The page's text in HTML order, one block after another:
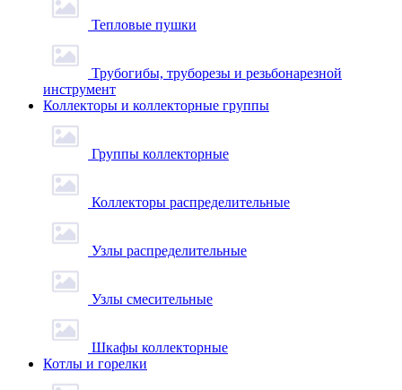
Тепловые пушки
Трубогибы, труборезы и резьбонарезной
инструмент
Коллекторы и коллекторные группы
Группы коллекторные
Коллекторы распределительные
Узлы распределительные
Узлы смесительные
Шкафы коллекторные
Котлы и горелки